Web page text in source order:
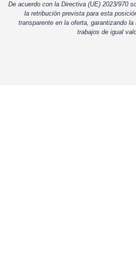
De acuerdo con la Directiva (UE) 2023/970
la retribución prevista para esta
transparente en la oferta, garantizando
trabajos de igual